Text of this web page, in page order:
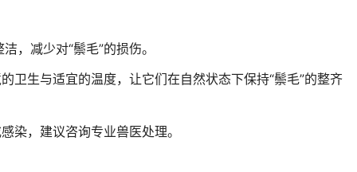
，减少对“鬃毛”的损伤。
卫生与适宜的温度，让它们在自然状态下保持“鬃毛”的整齐
染，建议咨询专业兽医处理。